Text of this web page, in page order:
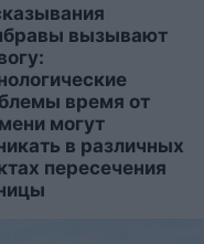
вызывают
время от
могут
в различных
пересечения